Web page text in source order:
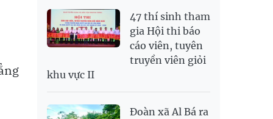
47 thí sinh tham
gia Hội thi báo
cáo viên, tuyên
truyền viên giỏi
khu vực II
Đoàn xã Al Bá ra